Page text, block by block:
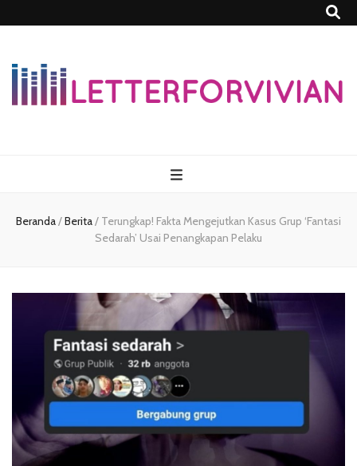
Beranda/Berita/ Terungkap! Fakta Mengejutkan Kasus Grup ‘Fantasi
Sedarah’ Usai Penangkapan Pelaku